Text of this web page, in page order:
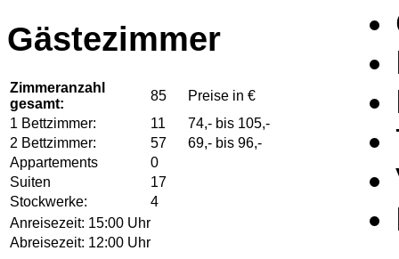
Gästezimmer
Zimmeranzahl
gesamt:
85
Preise in €
1 Bettzimmer:
11
74,- bis 105,-
2 Bettzimmer:
57
69,- bis 96,-
Appartements
0
Suiten
17
Stockwerke:
4
Anreisezeit: 15:00 Uhr
Abreisezeit: 12:00 Uhr